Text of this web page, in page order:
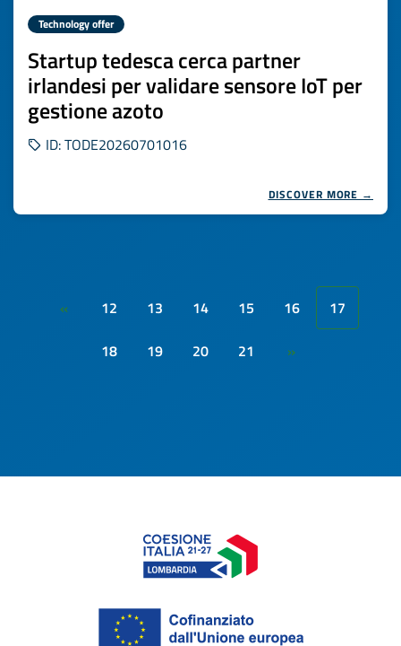
Technology offer
Startup tedesca cerca partner
irlandesi per validare sensore IoT per
gestione azoto
ID: TODE20260701016
DISCOVER MORE →
« 12 13 14 15 16
17
18
19 20 21 »